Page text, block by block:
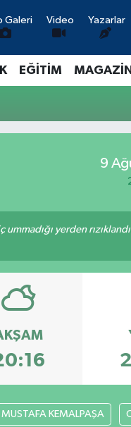
Galeri Video Yazarlar
EĞİTİM MAGAZİN
9
yerden
MUSTAFA KEMALPAŞA